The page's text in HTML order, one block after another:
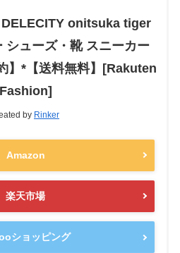
DELECITY onitsuka tiger
シューズ・靴 スニーカー
】*【送料無料】[Rakuten
Fashion]
by Rinker
Amazon
楽天市場
ショッピング